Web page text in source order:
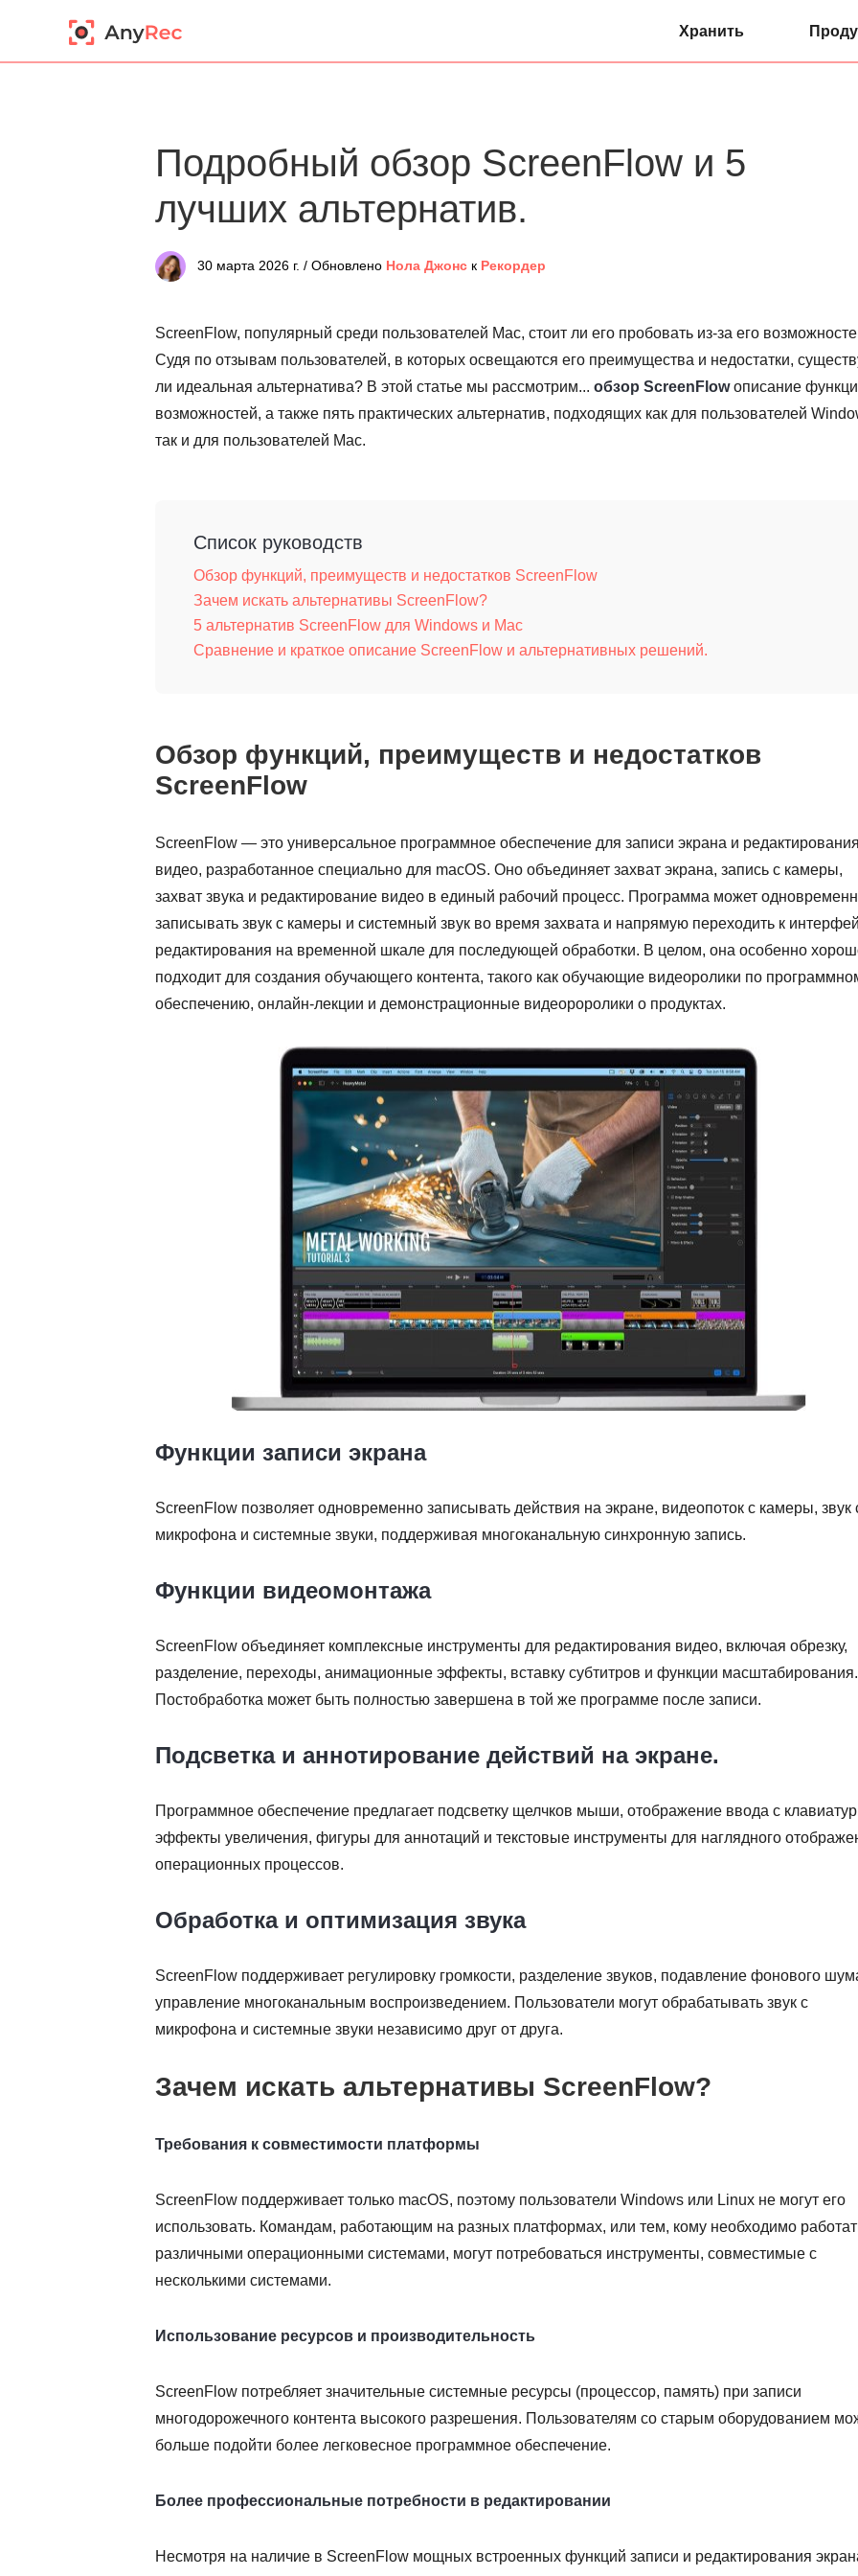
Хранить
Подробный обзор ScreenFlow и 5
лучших альтернатив.
30 марта 2026 г. / Обновлено Нола Джонс к Рекордер
ScreenFlow, популярный среди пользователей Mac, стоит ли его пробовать из-за его
Судя по отзывам пользователей, в которых освещаются его преимущества и недостатки,
ли идеальная альтернатива? В этой статье мы рассмотрим... обзор ScreenFlowописание
возможностей, а также пять практических альтернатив, подходящих как для пользователей
так и для пользователей Mac.
Список руководств
Обзор функций, преимуществ и недостатков ScreenFlow
Зачем искать альтернативы ScreenFlow?
5 альтернатив ScreenFlow для Windows и Mac
Сравнение и краткое описание ScreenFlow и альтернативных решений.
Обзор функций, преимуществ и недостатков
ScreenFlow
ScreenFlow — это универсальное программное обеспечение для записи экрана и редактирования
видео, разработанное специально для macOS. Оно объединяет захват экрана, запись с камеры,
захват звука и редактирование видео в единый рабочий процесс. Программа может
записывать звук с камеры и системный звук во время захвата и напрямую переходить к
редактирования на временной шкале для последующей обработки. В целом, она особенно
подходит для создания обучающего контента, такого как обучающие видеоролики по
обеспечению, онлайн-лекции и демонстрационные видеороролики о продуктах.
Функции записи экрана
ScreenFlow позволяет одновременно записывать действия на экране, видеопоток с камеры, звук
микрофона и системные звуки, поддерживая многоканальную синхронную запись.
Функции видеомонтажа
ScreenFlow объединяет комплексные инструменты для редактирования видео, включая обрезку,
разделение, переходы, анимационные эффекты, вставку субтитров и функции масштабирования.
Постобработка может быть полностью завершена в той же программе после записи.
Подсветка и аннотирование действий на экране.
Программное обеспечение предлагает подсветку щелчков мыши, отображение ввода с
эффекты увеличения, фигуры для аннотаций и текстовые инструменты для наглядного
операционных процессов.
Обработка и оптимизация звука
ScreenFlow поддерживает регулировку громкости, разделение звуков, подавление фонового
управление многоканальным воспроизведением. Пользователи могут обрабатывать звук с
микрофона и системные звуки независимо друг от друга.
Зачем искать альтернативы ScreenFlow?
Требования к совместимости платформы
ScreenFlow поддерживает только macOS, поэтому пользователи Windows или Linux не могут его
использовать. Командам, работающим на разных платформах, или тем, кому необходимо
различными операционными системами, могут потребоваться инструменты, совместимые с
несколькими системами.
Использование ресурсов и производительность
ScreenFlow потребляет значительные системные ресурсы (процессор, память) при записи
многодорожечного контента высокого разрешения. Пользователям со старым оборудованием
больше подойти более легковесное программное обеспечение.
Более профессиональные потребности в редактировании
Несмотря на наличие в ScreenFlow мощных встроенных функций записи и редактирования